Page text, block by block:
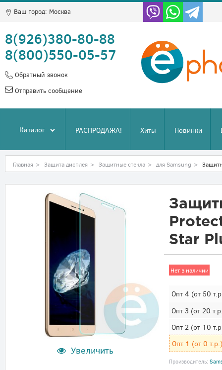
Ваш город: Москва
8(926)380-80-88
8(800)550-05-57
Обратный звонок
Отправить сообщение
Каталог РАСПРОДАЖА! Хиты Новинки
Главная > Защита дисплея > Защитные стекла > для Samsung >
Увеличить
Star
Нет в наличии
Опт 4 (от 50
Опт 3 (от 20
Опт 2(от 10
Опт 1 (от 0 т.р.)
Производитель: